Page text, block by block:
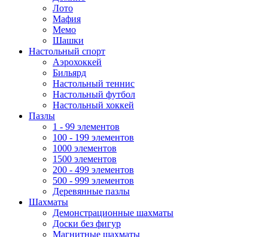
Лото
Мафия
Мемо
Шашки
Настольный спорт
Аэрохоккей
Бильярд
Настольный теннис
Настольный футбол
Настольный хоккей
Пазлы
1 - 99 элементов
100 - 199 элементов
1000 элементов
1500 элементов
200 - 499 элементов
500 - 999 элементов
Деревянные пазлы
Шахматы
Демонстрационные шахматы
Доски без фигур
Магнитные шахматы